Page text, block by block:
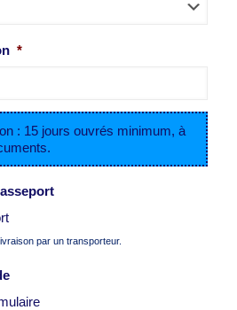
*
: 15 jours ouvrés minimum, à
par un transporteur.